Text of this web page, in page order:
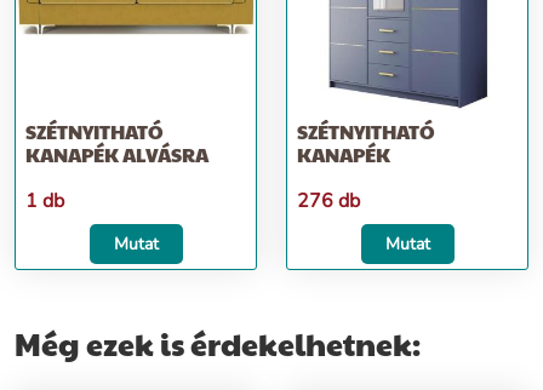
SZÉTNYITHATÓ
KANAPÉK ALVÁSRA
1 db
Mutat
SZÉTNYITHATÓ
KANAPÉK
276 db
Mutat
Még ezek is érdekelhetnek: